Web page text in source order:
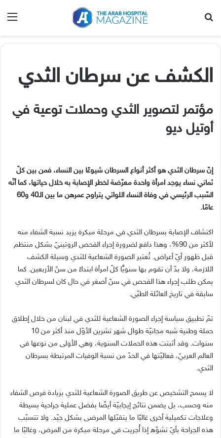
الكشف عن سرطان الثدي
مؤتمر لتصوير الثدي وحملات توعية في
أوتيل ديو
إنّ سرطان الثدي هو أكثر أنواع السرطان شيوعًا بين النساء، فمن بين كلّ
ثماني نساء يوجد امرأة واحدة معرّضة لخطر الإصابة به خلال حياتها، كما أنّه
السّبب الرئيسي في وفاة النساء اللواتي يتراوح عمرهن ما بين الـ40 و60
عامًا.
اكتشاف الإصابة بسرطان الثدي في مرحلة مبكرة يزيد نسبة الشفاء منه
لأكثر من 90%، وهذا دافع لضرورة إجراء الفحص الروتينيّ بشكل منتظم
قبل ظهور أيّ أعراض. تُعتبر الصورة الشعاعية للثدي وسيلة الكشف
اللازمة، ولا بدّ أن تقوم بها سنويًّا كلّ امرأة ابتداءً من سنّ الأربعين. كما
يمكن طلب إجراء هذا الفحص في سنّ أصغر في حال كان لسرطان الثدي
سابقة في تاريخ العائلة الطبّي.
تمّ تطبيق سياسة إجراء الصورة الشعاعية للثدي في لبنان من خلال إطلاق
حملة وطنية شبه مجانيّة طوال شهر تشرين الأوّل منذ أكثر من 10
سنوات. وقد أثبتت هذه الحملات السنوية، وهي الأولى من نوعها في
العالم العربيّ، فعاليّتها في الحدّ من نسبة الوفيات المرتبطة بسرطان
الثدي.
لا يسمح التشخيص عن طريق الصورة الشعاعية للثدي بزيادة فرص الشفاء
منه وحسب، بل يضمن نتائج إيجابيّة أيضًا بفضل عملية جراحية بسيطة
وعلاجات تكميلية أخرى غالبًا ما يتقبّلها المرضى بشكل جيّد. ولا تتسبّب
هذه الجراحة بأيّ تشوّه إذا أُجريت في مرحلة مبكرة من المرض، وغالبًا ما